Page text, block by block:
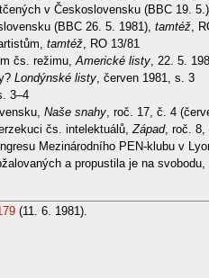
v Československu (BBC 19. 5.),
(BBC 26. 5. 1981), tamtéž ,
tamtéž , RO 13/81
čs. režimu, Americké listy , 22. 5.
Londýnské listy , červen 1981, s. 3
3–4
Naše snahy , roč. 17, č. 4
čs. intelektuálů, Západ, roč. 8,
Mezinárodního PEN-klubu v
a propustila je na svobodu,
(11. 6. 1981).